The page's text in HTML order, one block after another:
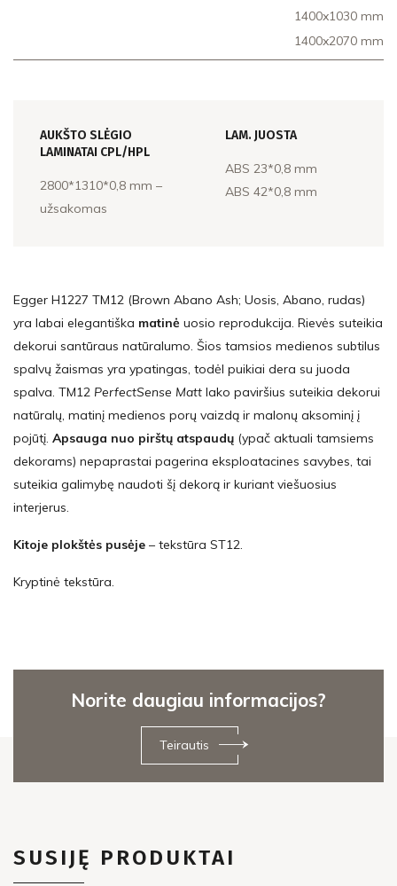
1400x1030 mm
1400x2070 mm
AUKŠTO SLĖGIO
LAMINATAI CPL/HPL
2800*1310*0,8 mm –
užsakomas
LAM. JUOSTA
ABS 23*0,8 mm
ABS 42*0,8 mm
Egger H1227 TM12 (Brown Abano Ash; Uosis, Abano, rudas)
yra labai elegantiška matinė uosio reprodukcija. Rievės suteikia
dekorui santūraus natūralumo. Šios tamsios medienos subtilus
spalvų žaismas yra ypatingas, todėl puikiai dera su juoda
spalva. TM12 PerfectSense Matt lako paviršius suteikia dekorui
natūralų, matinį medienos porų vaizdą ir malonų aksominį į
pojūtį. Apsauga nuo pirštų atspaudų (ypač aktuali tamsiems
dekorams) nepaprastai pagerina eksploatacines savybes, tai
suteikia galimybę naudoti šį dekorą ir kuriant viešuosius
interjerus.
Kitoje plokštės pusėje – tekstūra ST12.
Kryptinė tekstūra.
Norite daugiau informacijos?
Teirautis
SUSIJĘ PRODUKTAI